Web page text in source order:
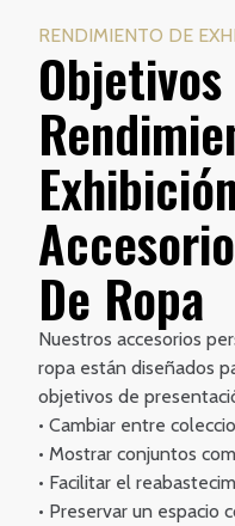
RENDIMIENTO DE
Objetivos
De Ropa
Nuestros accesorios
ropa están diseñados
objetivos de
• Cambiar entre
• Mostrar conjuntos
• Facilitar el
• Preservar un espacio